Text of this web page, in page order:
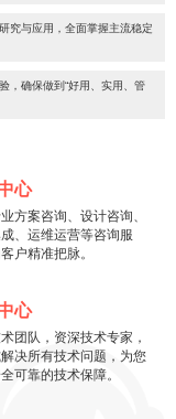
究与应用，全面掌握主流稳定
，确保做到“好用、实用、管
心
方案咨询、设计咨询、
、运维运营等咨询服
户精准把脉。
心
团队，资深技术专家，
决所有技术问题，为您
可靠的技术保障。